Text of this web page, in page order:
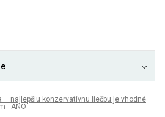
– najlepšiu konzervatívnu liečbu je vhodné
- ÁNO